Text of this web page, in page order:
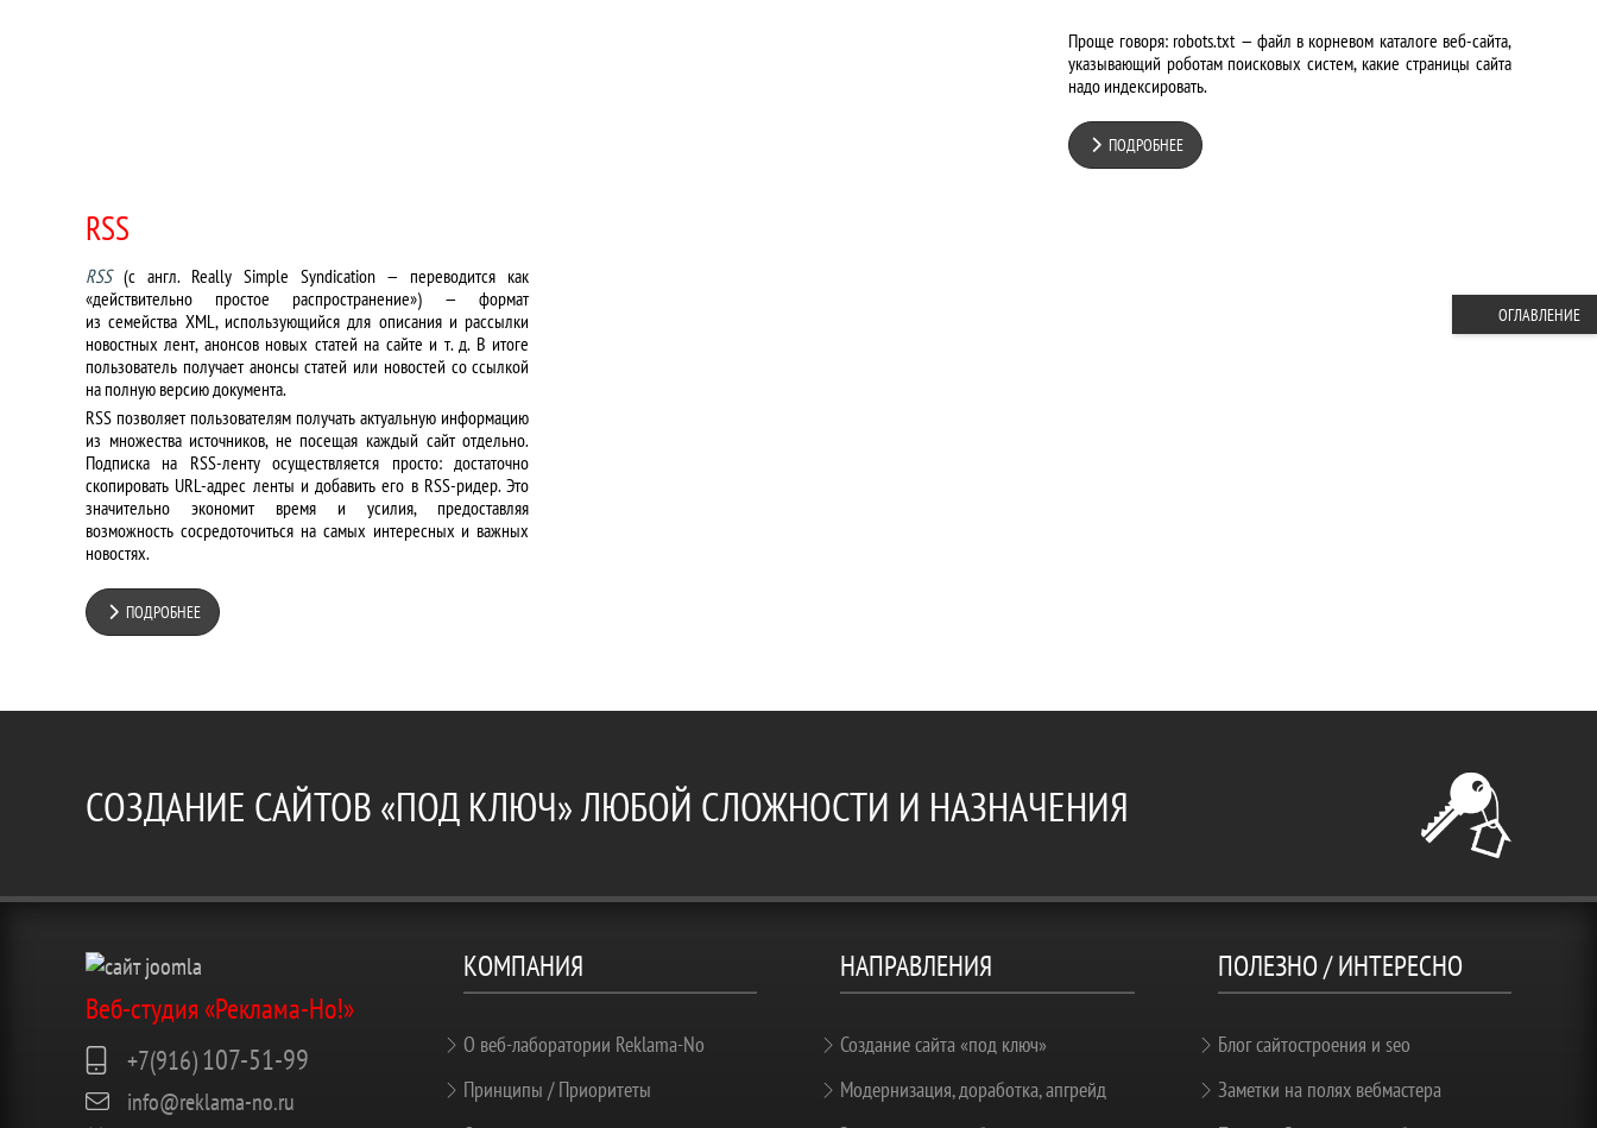
Проще говоря: robots.txt — файл в корневом каталоге веб-сайта,
указывающий роботам поисковых систем, какие страницы сайта
надо индексировать.
ПОДРОБНЕЕ
RSS
RSS(с англ. Really Simple Syndication — переводится как
«действительно простое распространение») — формат
из семейства XML, использующийся для описания и рассылки
новостных лент, анонсов новых статей на сайте и т. д. В итоге
пользователь получает анонсы статей или новостей со ссылкой
на полную версию документа.
RSS позволяет пользователям получать актуальную информацию
из множества источников, не посещая каждый сайт отдельно.
Подписка на RSS-ленту осуществляется просто: достаточно
скопировать URL-адрес ленты и добавить его в RSS-ридер. Это
значительно экономит время и усилия, предоставляя
возможность сосредоточиться на самых интересных и важных
новостях.
ПОДРОБНЕЕ
СОЗДАНИЕ САЙТОВ «ПОД КЛЮЧ» ЛЮБОЙ СЛОЖНОСТИ И НАЗНАЧЕНИЯ
Веб-студия «Реклама-Но!»
+7(916) 107-51-99
info@reklama-no.ru
КОМПАНИЯ
О веб-лаборатории Reklama-No
Принципы / Приоритеты
НАПРАВЛЕНИЯ
Создание сайта «под ключ»
Модернизация, доработка, апгрейд
ПОЛЕЗНО / ИНТЕРЕСНО
Блог сайтостроения и seo
Заметки на полях вебмастера
ОГЛАВЛЕНИЕ